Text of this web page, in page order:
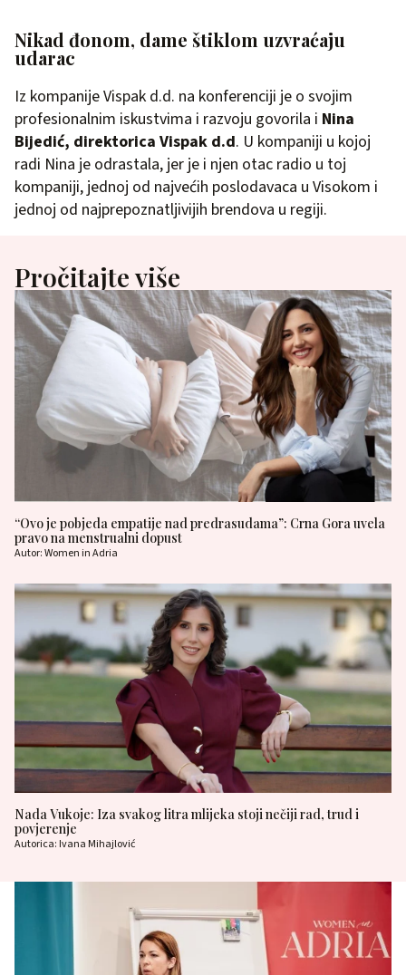
Nikad đonom, dame štiklom uzvraćaju
udarac
Iz kompanije Vispak d.d. na konferenciji je o svojim
profesionalnim iskustvima i razvoju govorila i Nina
Bijedić, direktorica Vispak d.d. U kompaniji u kojoj
radi Nina je odrastala, jer je i njen otac radio u toj
kompaniji, jednoj od najvećih poslodavaca u Visokom i
jednoj od najprepoznatljivijih brendova u regiji.
Pročitajte više
“Ovo je pobjeda empatije nad predrasudama”: Crna Gora uvela
pravo na menstrualni dopust
Autor: Women in Adria
Nada Vukoje: Iza svakog litra mlijeka stoji nečiji rad, trud i
povjerenje
Autorica: Ivana Mihajlović